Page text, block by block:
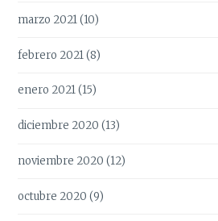
marzo 2021(10)
febrero 2021(8)
enero 2021(15)
diciembre 2020 (13)
noviembre 2020 (12)
octubre 2020 (9)